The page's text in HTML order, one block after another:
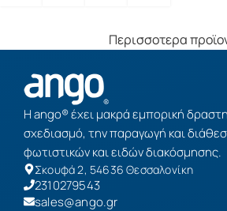
Περισσοτερα
Η ango® έχει μακρά εμπορική
σχεδιασμό, την παραγωγή και
φωτιστικών και ειδών διακόσμησης.
Σκουφά 2, 54636 Θεσσαλονίκη
2310279543
sales@ango.gr